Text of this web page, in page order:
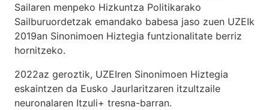
Sailaren menpeko Hizkuntza Politikarako
Sailburuordetzak emandako babesa jaso zuen UZEIk
2019an Sinonimoen Hiztegia funtzionalitate berriz
hornitzeko.
2022az geroztik, UZEIren Sinonimoen Hiztegia
eskaintzen da Eusko Jaurlaritzaren itzultzaile
neuronalaren Itzuli+ tresna-barran.